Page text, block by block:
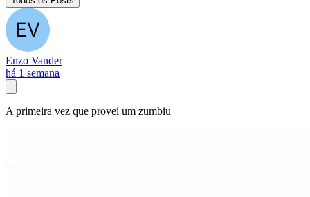
Enzo Vander
há 1 semana
A primeira vez que provei um zumbiu